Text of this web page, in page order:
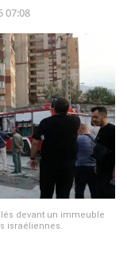
07:08
devant un immeuble
israéliennes.